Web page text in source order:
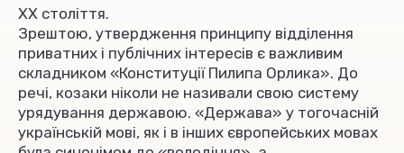
XX століття.
Зрештою, утвердження принципу відділення
приватних і публічних інтересів є важливим
складником «Конституції Пилипа Орлика». До
речі, козаки ніколи не називали свою систему
урядування державою. «Держава» у тогочасній
українській мові, як і в інших європейських мовах